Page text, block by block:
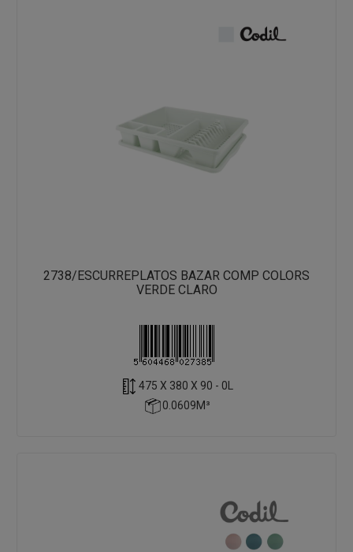
2738/ESCURREPLATOS BAZAR COMP COLORS
VERDE CLARO
475 X 380 X 90 - 0L
0.0609M³